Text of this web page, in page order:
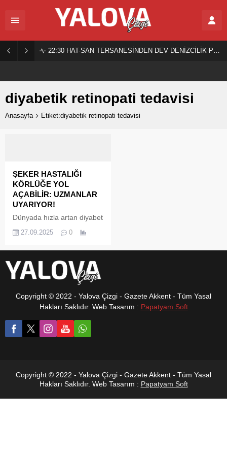
22:30 HAT-SAN TERSANESİNDEN DEV DENİZCİLİK PROJESİ!
diyabetik retinopati tedavisi
Anasayfa Etiket:diyabetik retinopati tedavisi
ŞEKER HASTALIĞI
KÖRLÜĞE YOL
AÇABİLİR: UZMANLAR
UYARIYOR!
Dünyada hızla artan diyabet
bir rahatsızlık değil; aynı
biri. Uzmanlar, diyabetin en
tehlikeli
olan "diyabetik retinopati"ye
karşı erken teşhisin hayati
önem taşıdığını vurguluyor.
27.09.2025 0
Copyright © 2022 - Yalova Çizgi - Gazete Akkent - Tüm Yasal
Hakları Saklıdır. Web Tasarım : Papatyam Soft
Copyright © 2022 - Yalova Çizgi - Gazete Akkent - Tüm Yasal
Hakları Saklıdır. Web Tasarım : Papatyam Soft